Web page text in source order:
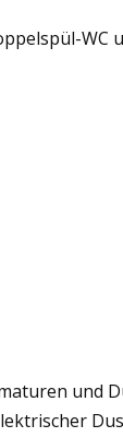
WC
und